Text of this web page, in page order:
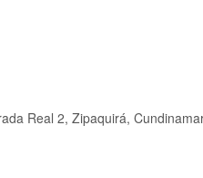
Real 2, Zipaquirá,